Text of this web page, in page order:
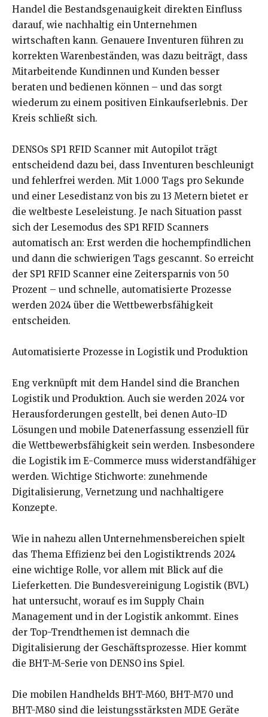
Handel die Bestandsgenauigkeit direkten Einfluss
darauf, wie nachhaltig ein Unternehmen
wirtschaften kann. Genauere Inventuren führen zu
korrekten Warenbeständen, was dazu beiträgt, dass
Mitarbeitende Kundinnen und Kunden besser
beraten und bedienen können – und das sorgt
wiederum zu einem positiven Einkaufserlebnis. Der
Kreis schließt sich.
DENSOs SP1 RFID Scanner mit Autopilot trägt
entscheidend dazu bei, dass Inventuren beschleunigt
und fehlerfrei werden. Mit 1.000 Tags pro Sekunde
und einer Lesedistanz von bis zu 13 Metern bietet er
die weltbeste Leseleistung. Je nach Situation passt
sich der Lesemodus des SP1 RFID Scanners
automatisch an: Erst werden die hochempfindlichen
und dann die schwierigen Tags gescannt. So erreicht
der SP1 RFID Scanner eine Zeitersparnis von 50
Prozent – und schnelle, automatisierte Prozesse
werden 2024 über die Wettbewerbsfähigkeit
entscheiden.
Automatisierte Prozesse in Logistik und Produktion
Eng verknüpft mit dem Handel sind die Branchen
Logistik und Produktion. Auch sie werden 2024 vor
Herausforderungen gestellt, bei denen Auto-ID
Lösungen und mobile Datenerfassung essenziell für
die Wettbewerbsfähigkeit sein werden. Insbesondere
die Logistik im E-Commerce muss widerstandfähiger
werden. Wichtige Stichworte: zunehmende
Digitalisierung, Vernetzung und nachhaltigere
Konzepte.
Wie in nahezu allen Unternehmensbereichen spielt
das Thema Effizienz bei den Logistiktrends 2024
eine wichtige Rolle, vor allem mit Blick auf die
Lieferketten. Die Bundesvereinigung Logistik (BVL)
hat untersucht, worauf es im Supply Chain
Management und in der Logistik ankommt. Eines
der Top-Trendthemen ist demnach die
Digitalisierung der Geschäftsprozesse. Hier kommt
die BHT-M-Serie von DENSO ins Spiel.
Die mobilen Handhelds BHT-M60, BHT-M70 und
BHT-M80 sind die leistungsstärksten MDE Geräte